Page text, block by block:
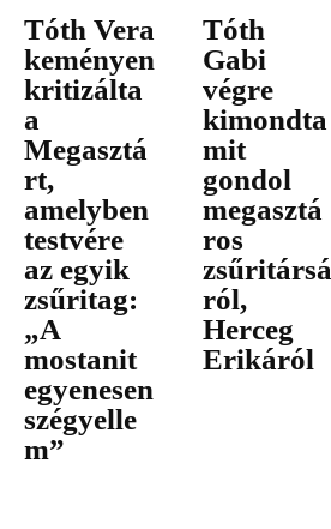
Tóth Vera
keményen
kritizálta
a
Megasztá
rt,
amelyben
testvére
az egyik
zsűritag:
„A
mostanit
egyenesen
szégyelle
m”
Tóth
Gabi
végre
kimondta
mit
gondol
megasztá
ros
zsűritársá
ról,
Herceg
Erikáról